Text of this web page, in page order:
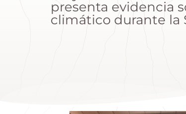
presenta evidencia
climático durante la